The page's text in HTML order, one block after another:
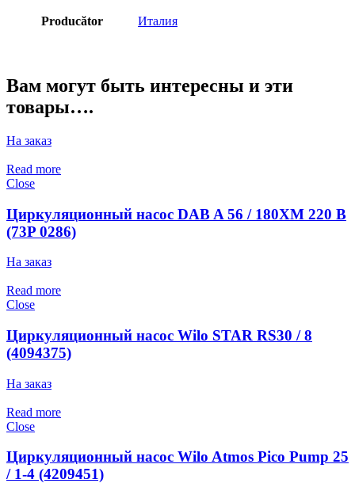
Producător Италия
Вам могут быть интересны и эти
товары….
На заказ
Read more
Close
Циркуляционный насос DAB A 56 / 180XM 220 В
(73P 0286)
На заказ
Read more
Close
Циркуляционный насос Wilo STAR RS30 / 8
(4094375)
На заказ
Read more
Close
Циркуляционный насос Wilo Atmos Pico Pump 25
/ 1-4 (4209451)